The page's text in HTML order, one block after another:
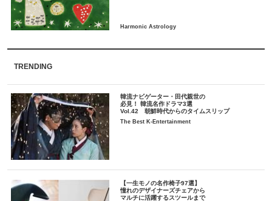
TRENDING
韓流ナビゲーター・田代親世の
必見！ 韓流名作ドラマ3選
Vol.42 朝鮮時代からのタイムスリップ
The Best K-Entertainment
【一生モノの名作椅子97選】
憧れのデザイナーズチェアから
マルチに活躍するスツールまで